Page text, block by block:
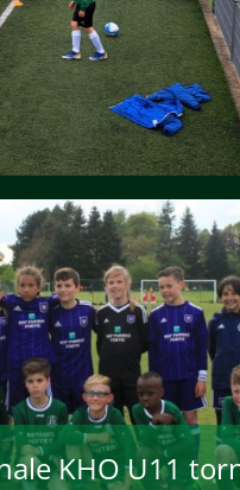
KHO U11